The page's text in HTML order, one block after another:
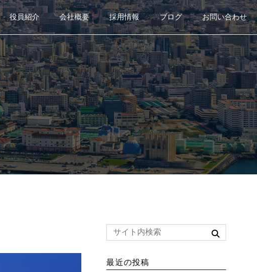
役員紹介 会社概要 採用情報 ブログ お問い合わせ
最近の投稿